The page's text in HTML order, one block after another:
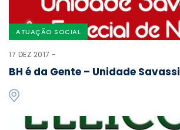
ATUAÇÃO SOCIAL
17 DEZ 2017 -
BH é da Gente – Unidade Savassi